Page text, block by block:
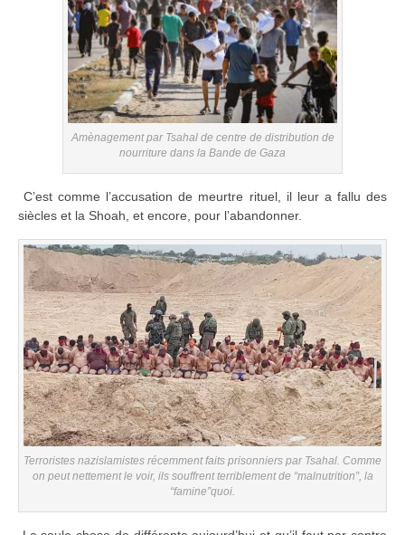
Amènagement par Tsahal de centre de distribution de
nourriture dans la Bande de Gaza
C’est comme l’accusation de meurtre rituel, il leur a fallu des
siècles et la Shoah, et encore, pour l’abandonner.
Terroristes nazislamistes récemment faits prisonniers par Tsahal. Comme
on peut nettement le voir, ils souffrent terriblement de “malnutrition”, la
“famine”quoi.